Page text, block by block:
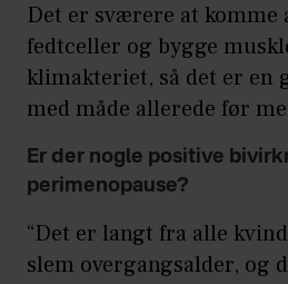
Det er sværere at komme
fedtceller og bygge
klimakteriet, så det er en
med måde allerede før
Er der nogle positive
perimenopause?
“Det er langt fra alle
slem overgangsalder, og